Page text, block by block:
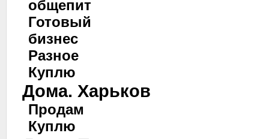
общепит
Готовый
бизнес
Разное
Куплю
Дома. Харьков
Продам
Куплю